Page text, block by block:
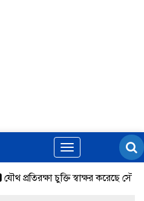
Toggle
navigation
যৌথ প্রতিরক্ষা চুক্তি স্বাক্ষর করেছে সৌদি-